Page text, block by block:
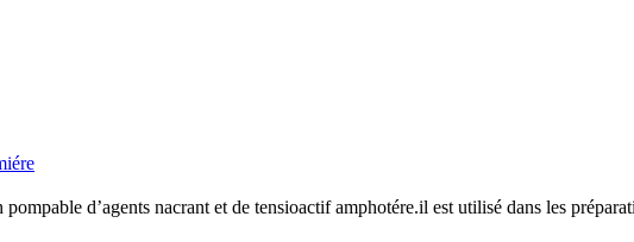
d’agents nacrant et de tensioactif amphotére.il est utilisé dans les